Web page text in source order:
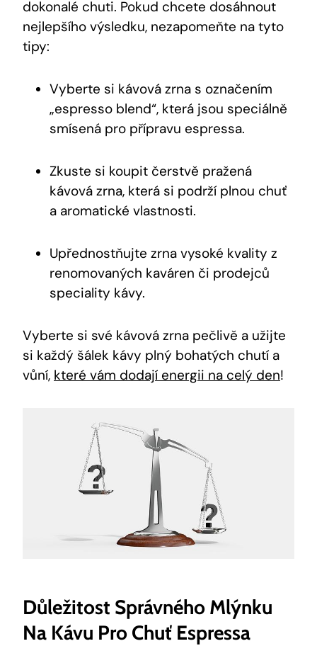
dokonalé chuti. Pokud chcete dosáhnout
nejlepšího výsledku, nezapomeňte na tyto
tipy:
Vyberte si kávová zrna s označením
„espresso blend“, která jsou speciálně
smísená pro přípravu espressa.
Zkuste si koupit čerstvě pražená
kávová zrna, která si podrží plnou chuť
a aromatické vlastnosti.
Upřednostňujte zrna vysoké kvality z
renomovaných kaváren či prodejců
speciality kávy.
Vyberte si své kávová zrna pečlivě a užijte
si každý šálek kávy plný bohatých chutí a
vůní, které vám dodají energii na celý den!
Důležitost Správného Mlýnku
Na Kávu Pro Chuť Espressa